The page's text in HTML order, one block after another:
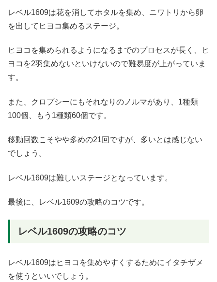
レベル1609は花を消してホタルを集め、ニワトリから卵
を出してヒヨコ集めるステージ。
ヒヨコを集められるようになるまでのプロセスが長く、ヒ
ヨコを2羽集めないといけないので難易度が上がっていま
す。
また、クロプシーにもそれなりのノルマがあり、1種類
100個、もう1種類60個です。
移動回数こそやや多めの21回ですが、多いとは感じない
でしょう。
レベル1609は難しいステージとなっています。
最後に、レベル1609の攻略のコツです。
レベル1609の攻略のコツ
レベル1609はヒヨコを集めやすくするためにイタチザメ
を使うといいでしょう。